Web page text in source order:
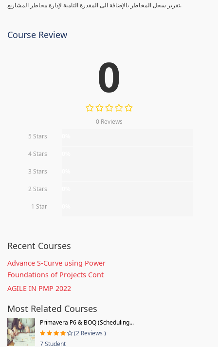
تقرير سجل المخاطر بالإضافة الى المقدرة التامية لإدارة مخاطر المشاريع.
Course Review
0
0 Reviews
5 Stars
4 Stars
3 Stars
2 Stars
1 Star
Recent Courses
Advance S-Curve using Power
Foundations of Projects Cont
AGILE IN PMP 2022
Most Related Courses
Primavera P6 & BOQ (Scheduling...
(2 Reviews )
7 Student